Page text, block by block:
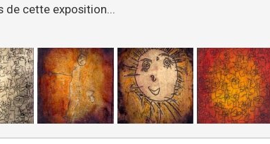
de cette exposition...